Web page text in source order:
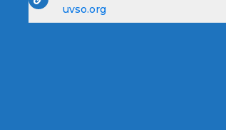
uvso.org